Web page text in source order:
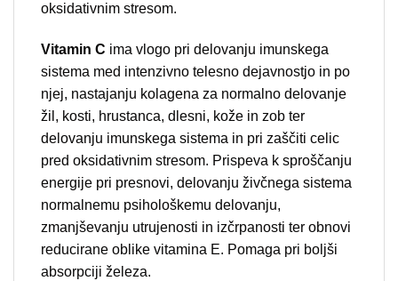
oksidativnim stresom.
Vitamin C ima vlogo pri delovanju imunskega
sistema med intenzivno telesno dejavnostjo in po
njej, nastajanju kolagena za normalno delovanje
žil, kosti, hrustanca, dlesni, kože in zob ter
delovanju imunskega sistema in pri zaščiti celic
pred oksidativnim stresom. Prispeva k sproščanju
energije pri presnovi, delovanju živčnega sistema
normalnemu psihološkemu delovanju,
zmanjševanju utrujenosti in izčrpanosti ter obnovi
reducirane oblike vitamina E. Pomaga pri boljši
absorpciji železa.